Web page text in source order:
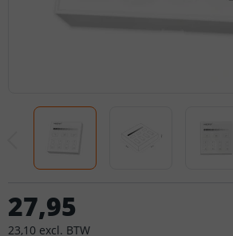
27,95
23,10 excl. BTW